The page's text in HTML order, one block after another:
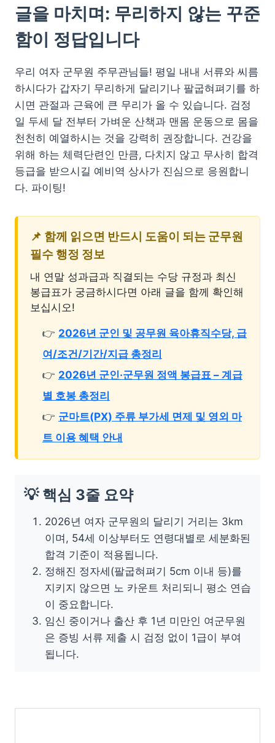
글을 마치며: 무리하지 않는 꾸준
함이 정답입니다
우리 여자 군무원 주무관님들! 평일 내내 서류와 씨름
하시다가 갑자기 무리하게 달리기나 팔굽혀펴기를 하
시면 관절과 근육에 큰 무리가 올 수 있습니다. 검정
일 두세 달 전부터 가벼운 산책과 맨몸 운동으로 몸을
천천히 예열하시는 것을 강력히 권장합니다. 건강을
위해 하는 체력단련인 만큼, 다치지 않고 무사히 합격
등급을 받으시길 예비역 상사가 진심으로 응원합니
다. 파이팅!
📌 함께 읽으면 반드시 도움이 되는 군무원
필수 행정 정보
내 연말 성과급과 직결되는 수당 규정과 최신
봉급표가 궁금하시다면 아래 글을 함께 확인해
보십시오!
👉 2026년 군인 및 공무원 육아휴직수당, 급
여/조건/기간/지급 총정리
👉 2026년 군인·군무원 정액 봉급표 – 계급
별 호봉 총정리
👉 군마트(PX) 주류 부가세 면제 및 영외 마
트 이용 혜택 안내
💡 핵심 3줄 요약
2026년 여자 군무원의 달리기 거리는 3km
이며, 54세 이상부터도 연령대별로 세분화된
합격 기준이 적용됩니다.
정해진 정자세(팔굽혀펴기 5cm 이내 등)를
지키지 않으면 노 카운트 처리되니 평소 연습
이 중요합니다.
임신 중이거나 출산 후 1년 미만인 여군무원
은 증빙 서류 제출 시 검정 없이 1급이 부여
됩니다.